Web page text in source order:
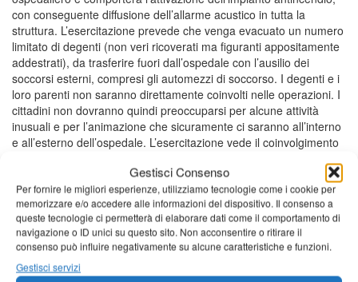
Gestisci Consenso
Per fornire le migliori esperienze, utilizziamo tecnologie come i cookie per
memorizzare e/o accedere alle informazioni del dispositivo. Il consenso a
queste tecnologie ci permetterà di elaborare dati come il comportamento di
navigazione o ID unici su questo sito. Non acconsentire o ritirare il
consenso può influire negativamente su alcune caratteristiche e funzioni.
Gestisci servizi
con conseguente diffusione dell’allarme acustico in tutta la
struttura. L’esercitazione prevede che venga evacuato un numero
limitato di degenti (non veri ricoverati ma figuranti appositamente
addestrati), da trasferire fuori dall’ospedale con l’ausilio dei
soccorsi esterni, compresi gli automezzi di soccorso. I degenti e i
loro parenti non saranno direttamente coinvolti nelle operazioni. I
cittadini non dovranno quindi preoccuparsi per alcune attività
inusuali e per l’animazione che sicuramente ci saranno all’interno
e all’esterno dell’ospedale. L’esercitazione vede il coinvolgimento
territoriale di Lucca, con un particolare impegno del servizio di
prevenzione e protezione, dell’unità operativa territoriale 118,
degli operatori del volontariato e della direzione medica ed
infermieristica di presidio. Importanti anche la collaborazione ed il
supporto, per gli aspetti…